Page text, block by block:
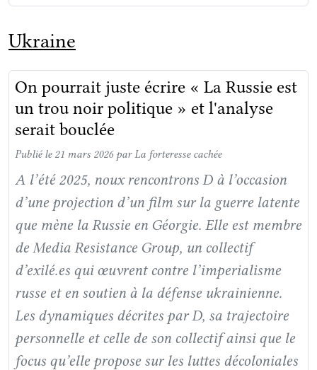
Ukraine
On pourrait juste écrire « La Russie est
un trou noir politique » et l'analyse
serait bouclée
Publié le 21 mars 2026 par La forteresse cachée
A l’été 2025, noux rencontrons D à l’occasion
d’une projection d’un film sur la guerre latente
que mène la Russie en Géorgie. Elle est membre
de Media Resistance Group, un collectif
d’exilé.es qui œuvrent contre l’imperialisme
russe et en soutien à la défense ukrainienne.
Les dynamiques décrites par D, sa trajectoire
personnelle et celle de son collectif ainsi que le
focus qu’elle propose sur les luttes décoloniales